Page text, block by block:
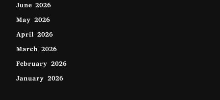
June 2026
May 2026
April 2026
March 2026
February 2026
January 2026